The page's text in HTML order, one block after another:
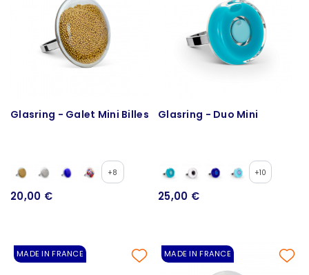
Glasring - Galet Mini Billes
+8
20,00 €
Glasring - Duo Mini
+10
25,00 €
MADE IN FRANCE MADE IN FRANCE